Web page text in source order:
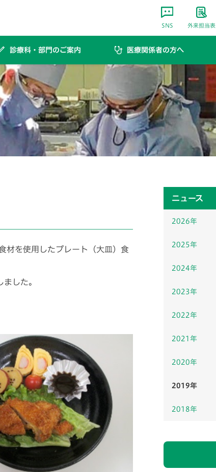
SNS 外来担当表
診療科・部門のご案内 医療関係者の方へ
材を使用したプレート（大皿）食
した。
ニュース
2026年
2025年
2024年
2023年
2022年
2021年
2020年
2019年
2018年